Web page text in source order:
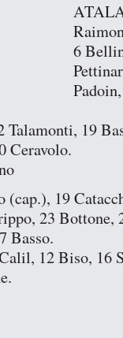
6
19
Ceravolo.
19
23 Bottone,
Basso.
12 Biso, 16